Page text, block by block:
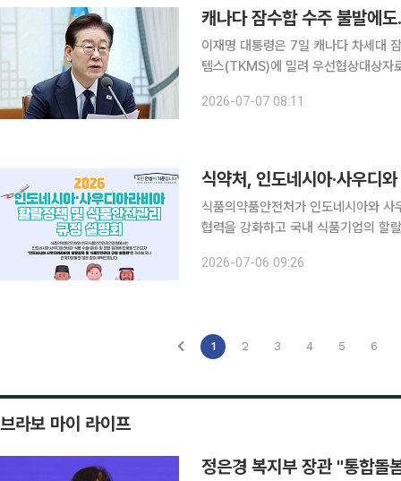
캐나다 잠수합 수주 불발에
이재명 대통령은 7일 캐나다 차세대
템스(TKMS)에 밀려 우선협상대상자
대통령은 이날 페이스북에 'K-방산의
2026-07-07 08:11
식약처, 인도네시아·사우디
식품의약품안전처가 인도네시아와
협력을 강화하고 국내 식품기업의 할
인증원과 함께 이달 13일부터 17일
2026-07-06 09:26
1 2 3 4 5 6
브라보 마이 라이프
정은경 복지부 장관 "통합돌